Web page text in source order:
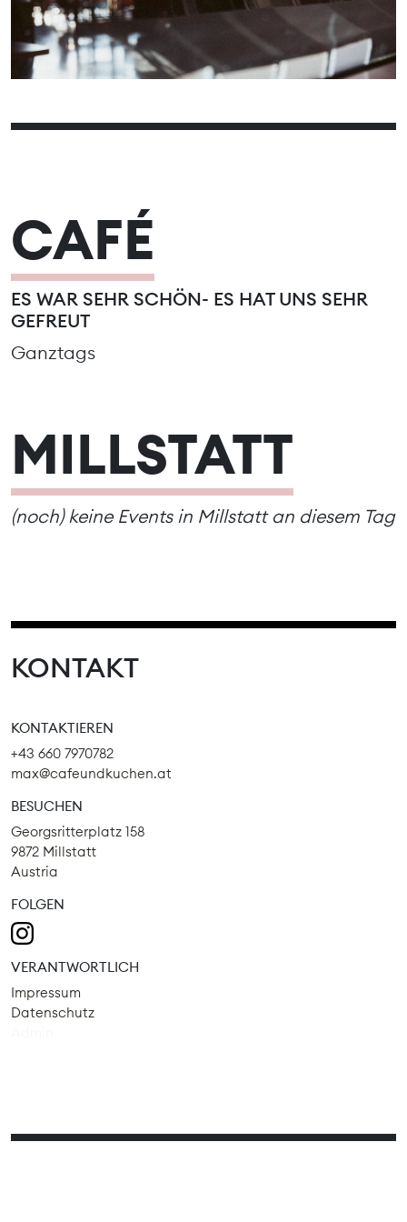
15
16 17 19 20
21
22
23 24 25 26 27
28
CAFÉ
ES WAR SEHR SCHÖN- ES HAT UNS SEHR
GEFREUT
Ganztags
MILLSTATT
(noch) keine Events in Millstatt an diesem Tag
KONTAKT
KONTAKTIEREN
+43 660 7970782
max@cafeundkuchen.at
BESUCHEN
Georgsritterplatz 158
9872 Millstatt
Austria
FOLGEN
VERANTWORTLICH
Impressum
Datenschutz